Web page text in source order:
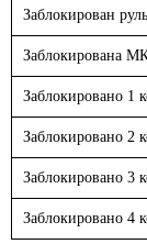
Заблокирован руль
Заблокирована
Заблокировано 1
Заблокировано 2
Заблокировано 3
Заблокировано 4